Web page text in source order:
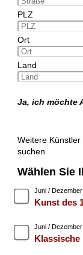
PLZ
Ort
Land
Ja, ich möchte
Weitere Künstler
suchen
Wählen Sie
Juni /
Kunst des
Juni /
Klassische